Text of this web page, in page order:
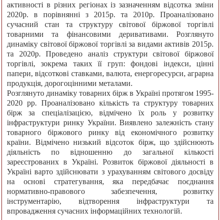
активності в різних регіонах із зазначенням відсотка зміни
2020р. в порівнянні з 2015р. та 2010р. Проаналізовано
сучасний стан та структуру світової біржової торгівлі
товарними та фінансовими деривативами. Розглянуто
динаміку світової біржової торгівлі за видами активів 2015р.
та 2020р. Проведено аналіз структури світової біржової
торгівлі, зокрема таких її груп: фондові індекси, цінні
папери, відсоткові ставками, валюта, енергоресурси, аграрна
продукція, дорогоцінними металами.
Розглянуто динаміку товарних бірж в Україні протягом 1995-
2020 рр. Проаналізовано кількість та структуру товарних
бірж за спеціалізацією, відмічено їх роль у розвитку
інфраструктури ринку України. Виявлено залежність стану
товарного біржового ринку від економічного розвитку
країни. Відмічено низький відсоток бірж, що здійснюють
діяльність по відношенню до загальної кількості
зареєстрованих в Україні. Розвиток біржової діяльності в
Україні варто здійснювати з урахуванням світового досвіду
на основі стратегування, яка передбачає поєднання
нормативно-правового забезпечення, розвитку
інструментарію, відтворення інфраструктури та
впровадження сучасних інформаційних технологій.